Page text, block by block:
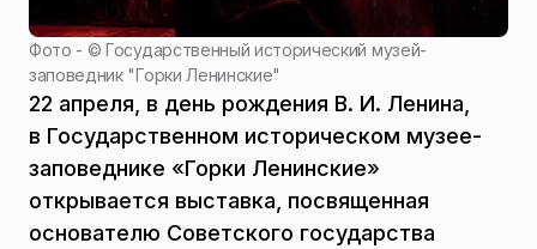
Фото - ©Государственный исторический музей-
заповедник "Горки Ленинские"
22 апреля, в день рождения В. И. Ленина,
в Государственном историческом музее-
заповеднике «Горки Ленинские»
открывается выставка, посвященная
основателю Советского государства